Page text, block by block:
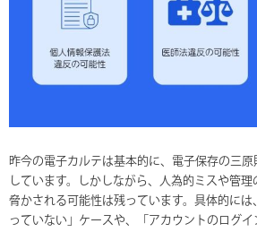
昨今の電子カルテは基本的に、電子保存の三
しています。しかしながら、人為的ミスや管
脅かされる可能性は残っています。具体的に
っていない」ケースや、「アカウントのログ